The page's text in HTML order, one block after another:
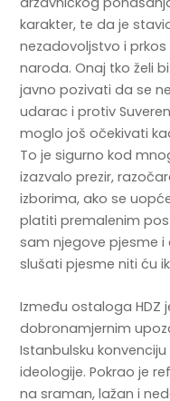
karakter, te da je
nezadovoljstvo i
naroda. Onaj tko želi
javno pozivati da se
udarac i protiv
moglo još očekivati
To je sigurno kod
izazvalo prezir,
izborima, ako se
platiti premalenim
sam njegove pjesme i
slušati pjesme niti ću
Između ostaloga HDZ
dobronamjernim
Istanbulsku
ideologije. Pokrao je
na sraman, lažan i